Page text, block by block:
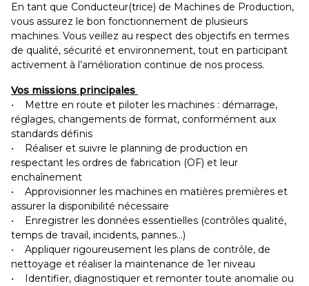
En tant que Conducteur(trice) de Machines de Production,
vous assurez le bon fonctionnement de plusieurs
machines. Vous veillez au respect des objectifs en termes
de qualité, sécurité et environnement, tout en participant
activement à l’amélioration continue de nos process.
Vos missions principales
• Mettre en route et piloter les machines : démarrage,
réglages, changements de format, conformément aux
standards définis
• Réaliser et suivre le planning de production en
respectant les ordres de fabrication (OF) et leur
enchaînement
• Approvisionner les machines en matières premières et
assurer la disponibilité nécessaire
• Enregistrer les données essentielles (contrôles qualité,
temps de travail, incidents, pannes…)
• Appliquer rigoureusement les plans de contrôle, de
nettoyage et réaliser la maintenance de 1er niveau
• Identifier, diagnostiquer et remonter toute anomalie ou